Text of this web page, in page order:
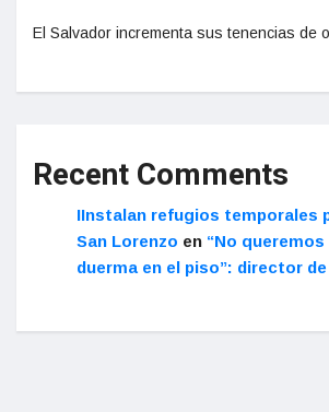
El Salvador incrementa sus tenencias de
Recent Comments
IInstalan refugios temporales
San Lorenzo en “No queremos
duerma en el piso”: director